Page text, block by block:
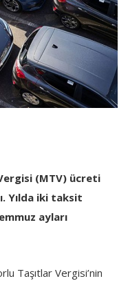
(MTV) ücreti
Yılda iki taksit
ayları
Taşıtlar Vergisi’nin